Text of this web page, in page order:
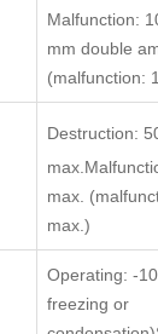
Malfunction:
mm double
(malfunction:
Destruction:
max.
max.)
Operating: -
freezing or